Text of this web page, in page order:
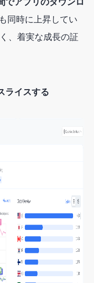
同時に上昇してい
、着実な成長の証
ライスする